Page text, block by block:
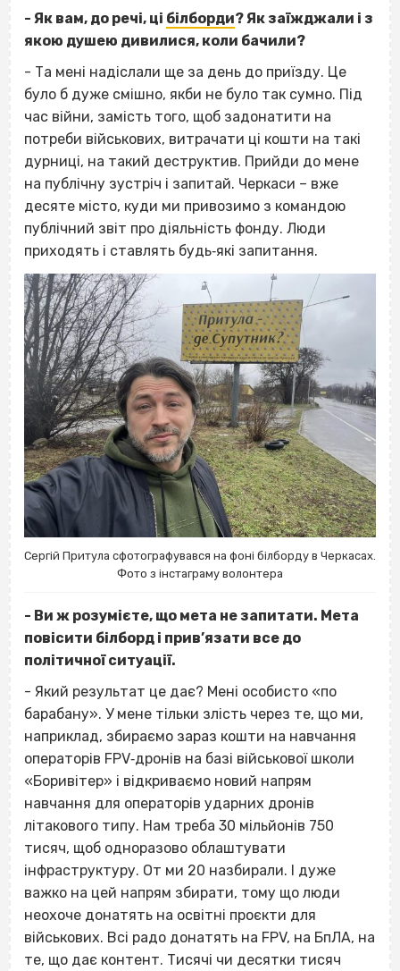
- Як вам, до речі, ці білборди? Як заїжджали і з
якою душею дивилися, коли бачили?
- Та мені надіслали ще за день до приїзду. Це
було б дуже смішно, якби не було так сумно. Під
час війни, замість того, щоб задонатити на
потреби військових, витрачати ці кошти на такі
дурниці, на такий деструктив. Прийди до мене
на публічну зустріч і запитай. Черкаси – вже
десяте місто, куди ми привозимо з командою
публічний звіт про діяльність фонду. Люди
приходять і ставлять будь‐які запитання.
Сергій Притула сфотографувався на фоні білборду в Черкасах.
Фото з інстаграму волонтера
- Ви ж розумієте, що мета не запитати. Мета
повісити білборд і прив’язати все до
політичної ситуації.
- Який результат це дає? Мені особисто «по
барабану». У мене тільки злість через те, що ми,
наприклад, збираємо зараз кошти на навчання
операторів FPV‐дронів на базі військової школи
«Боривітер» і відкриваємо новий напрям
навчання для операторів ударних дронів
літакового типу. Нам треба 30 мільйонів 750
тисяч, щоб одноразово облаштувати
інфраструктуру. От ми 20 назбирали. І дуже
важко на цей напрям збирати, тому що люди
неохоче донатять на освітні проєкти для
військових. Всі радо донатять на FPV, на БпЛА, на
те, що дає контент. Тисячі чи десятки тисяч